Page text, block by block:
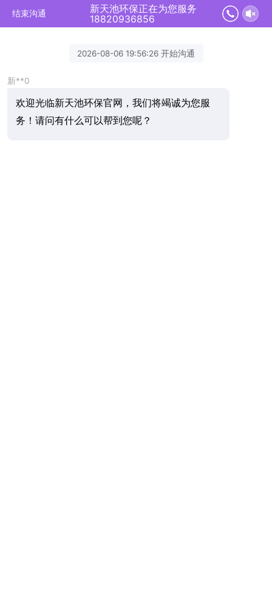
结束沟通
新天池环保正在为您服务
18820936856
2026-08-06 19:56:26 开始沟通
新**0
欢迎光临新天池环保官网，我们将竭诚为您服
务！请问有什么可以帮到您呢？